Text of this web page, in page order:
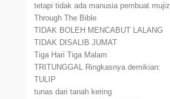
tetapi tidak ada manusia pembuat
Through The Bible
TIDAK BOLEH MENCABUT LALANG
TIDAK DISALIB JUMAT
Tiga Hari Tiga Malam
TRITUNGGAL Ringkasnya demikian:
TULIP
tunas dari tanah kering